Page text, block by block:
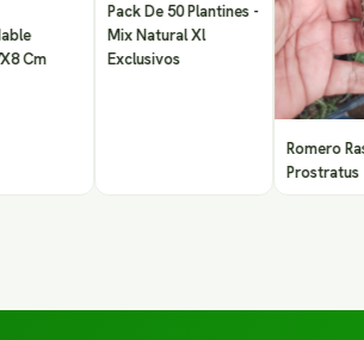
Pack De 50 Plantines -
Mix Natural Xl
Exclusivos
Romero Rastrero/
Prostratus